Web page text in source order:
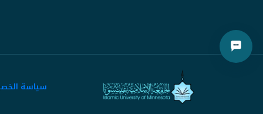
سياسة